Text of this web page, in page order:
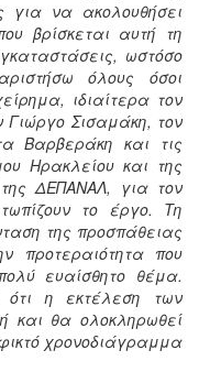
για να ακολουθήσει
βρίσκεται αυτή τη
ωστόσο
όλους όσοι
ιδιαίτερα τον
Γιώργο Σισαμάκη, τον
Βαρβεράκη και τις
Ηρακλείου και της
ΔΕΠΑΝΑΛ, για τον
το έργο. Τη
της προσπάθειας
προτεραιότητα που
ευαίσθητο θέμα.
ότι η εκτέλεση των
και θα ολοκληρωθεί
χρονοδιάγραμμα